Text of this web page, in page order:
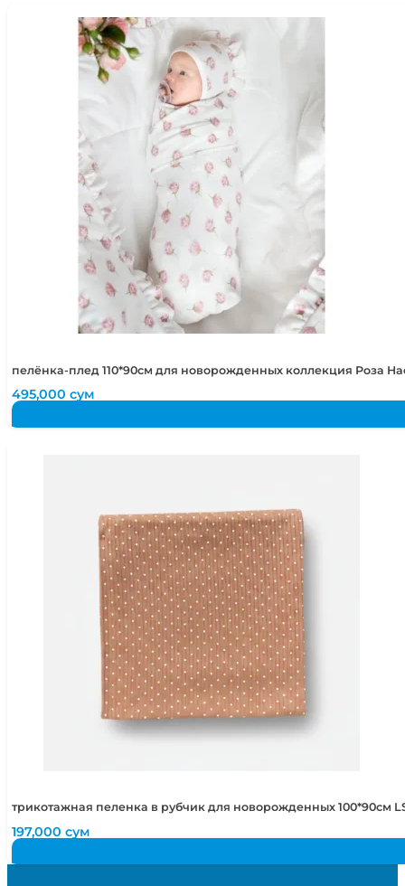
пелёнка-плед 110*90см для новорожденных коллекция Роза
495,000сум
трикотажная пеленка в рубчик для новорожденных 100*90см
197,000сум